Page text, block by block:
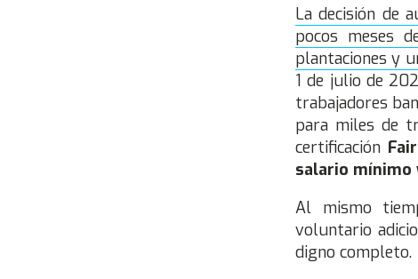
La decisión de
pocos meses
plantaciones y
1 de julio de
trabajadores
para miles de
certificación
salario mínimo
Al mismo
voluntario
digno completo.